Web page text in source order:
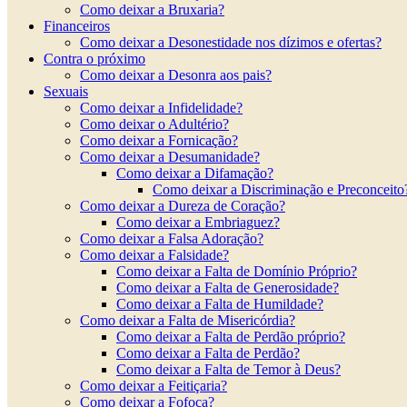
Como deixar a Bruxaria?
Financeiros
Como deixar a Desonestidade nos dízimos e ofertas?
Contra o próximo
Como deixar a Desonra aos pais?
Sexuais
Como deixar a Infidelidade?
Como deixar o Adultério?
Como deixar a Fornicação?
Como deixar a Desumanidade?
Como deixar a Difamação?
Como deixar a Discriminação e
Como deixar a Dureza de Coração?
Como deixar a Embriaguez?
Como deixar a Falsa Adoração?
Como deixar a Falsidade?
Como deixar a Falta de Domínio Próprio?
Como deixar a Falta de Generosidade?
Como deixar a Falta de Humildade?
Como deixar a Falta de Misericórdia?
Como deixar a Falta de Perdão próprio?
Como deixar a Falta de Perdão?
Como deixar a Falta de Temor à Deus?
Como deixar a Feitiçaria?
Como deixar a Fofoca?